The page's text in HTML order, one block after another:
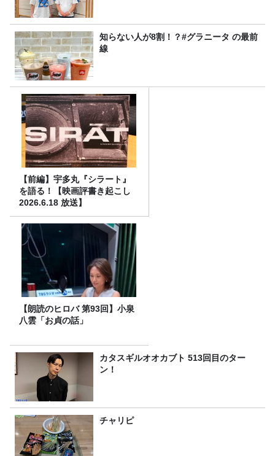
知らない人が8割！？#グラニータ の最前
線
【前編】宇多丸『シラート』
を語る！【映画評書き起こし
2026.6.18 放送】
【朗読のヒロバ 第93回】小泉
八雲「お貞の話」
カタスギルオオカブト 513回目のター
ン！
チャリピ